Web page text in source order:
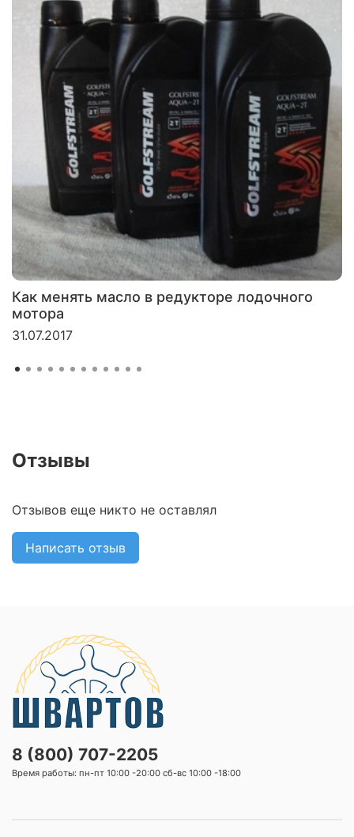
Как менять масло в редукторе лодочного
мотора
31.07.2017
Отзывы
Отзывов еще никто не оставлял
Написать отзыв
8 (800) 707-2205
Время работы: пн-пт 10:00 -20:00 сб-вс 10:00 -18:00